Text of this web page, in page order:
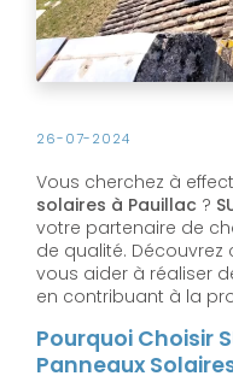
26-07-2024
Vous cherchez à
solaires à Pauillac ?
votre partenaire de
de qualité.
vous aider à réaliser
en contribuant à la
Pourquoi Choisir
Panneaux